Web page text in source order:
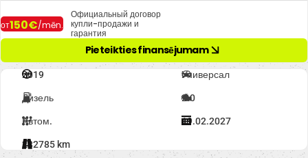
от150€/mēn.
Официальный договор
купли-продажи и
гарантия
Pieteikties finansējumam
2019 Универсал
Дизель 2.0
Автом. 19.02.2027
282785 km